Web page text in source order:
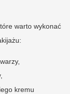
warto wykonać
kremu